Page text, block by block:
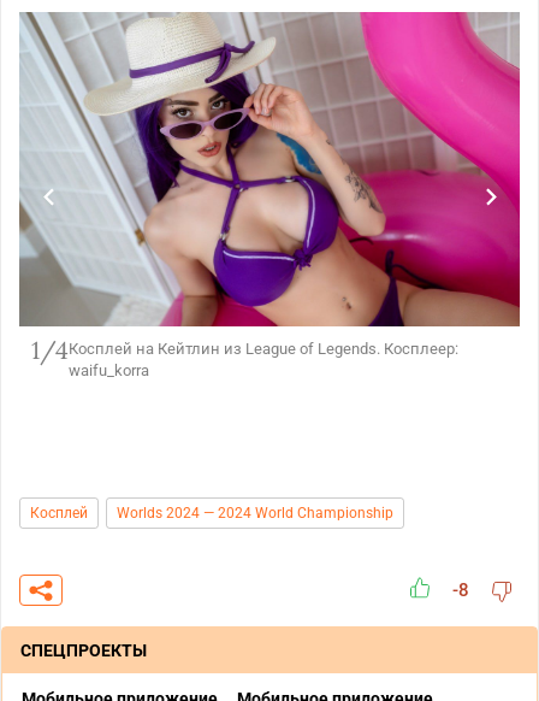
1/4Косплей на Кейтлин из League of Legends. Косплеер:
waifu_korra
Косплей Worlds 2024 — 2024 World Championship
-8
СПЕЦПРОЕКТЫ